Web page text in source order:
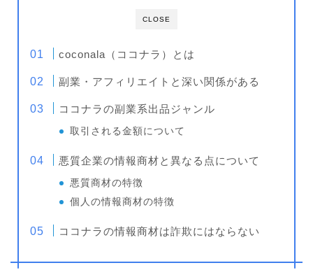
CLOSE
coconala（ココナラ）とは
副業・アフィリエイトと深い関係がある
ココナラの副業系出品ジャンル
取引される金額について
悪質企業の情報商材と異なる点について
悪質商材の特徴
個人の情報商材の特徴
ココナラの情報商材は詐欺にはならない